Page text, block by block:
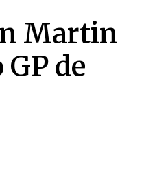
Martin
de